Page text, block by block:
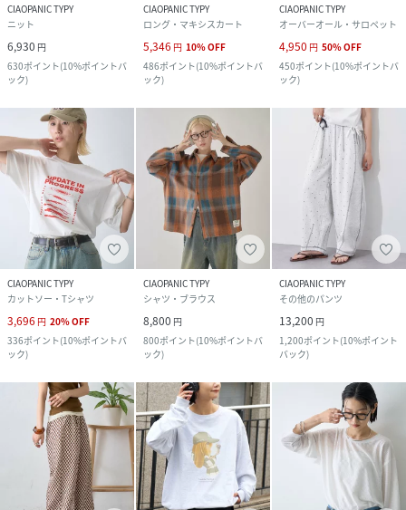
CIAOPANIC TYPY
ニット
6,930 円
630ポイント(10%ポイントバ
ック)
CIAOPANIC TYPY
ロング・マキシスカート
5,346 円 10%OFF
486ポイント(10%ポイントバ
ック)
CIAOPANIC TYPY
オーバーオール・サロペット
4,950 円 50%OFF
450ポイント(10%ポイントバ
ック)
CIAOPANIC TYPY
カットソー・Tシャツ
3,696 円 20%OFF
336ポイント(10%ポイントバ
ック)
CIAOPANIC TYPY
シャツ・ブラウス
8,800 円
800ポイント(10%ポイントバ
ック)
CIAOPANIC TYPY
その他のパンツ
13,200 円
1,200ポイント(10%ポイント
バック)